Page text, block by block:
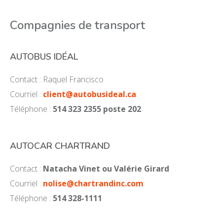
Compagnies de transport
AUTOBUS IDÉAL
Contact : Raquel Francisco
Courriel : client@autobusideal.ca
Téléphone : 514 323 2355 poste 202
AUTOCAR CHARTRAND
Contact : Natacha Vinet ou Valérie Girard
Courriel : nolise@chartrandinc.com
Téléphone : 514 328-1111